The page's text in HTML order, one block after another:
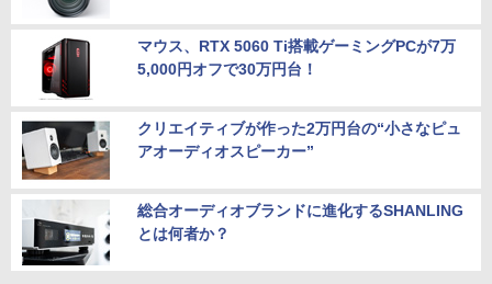
マウス、RTX 5060 Ti搭載ゲーミングPCが7万
5,000円オフで30万円台！
クリエイティブが作った2万円台の“小さなピュ
アオーディオスピーカー”
総合オーディオブランドに進化するSHANLING
とは何者か？